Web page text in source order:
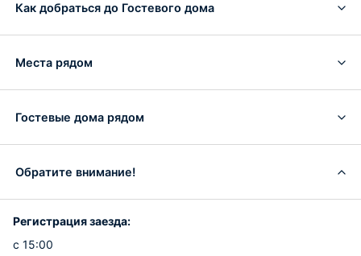
Как добраться до Гостевого дома
Места рядом
Гостевые дома рядом
Обратите внимание!
Регистрация заезда:
с 15:00